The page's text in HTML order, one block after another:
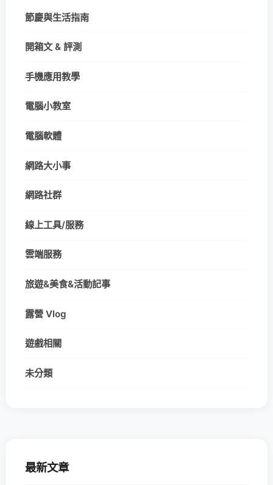
節慶與生活指南
開箱文 & 評測
手機應用教學
電腦小教室
電腦軟體
網路大小事
網路社群
線上工具/服務
雲端服務
旅遊&美食&活動記事
露營 Vlog
遊戲相關
未分類
最新文章